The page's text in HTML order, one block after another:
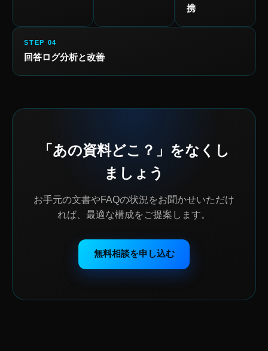
携
STEP 04
回答ログ分析と改善
「あの資料どこ？」をなくし
ましょう
お手元の文書やFAQの状況をお聞かせいただけ
れば、最適な構成をご提案します。
無料相談を申し込む